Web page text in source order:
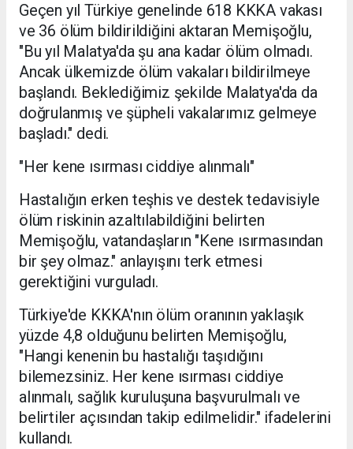
Geçen yıl Türkiye genelinde 618 KKKA vakası
ve 36 ölüm bildirildiğini aktaran Memişoğlu,
"Bu yıl Malatya'da şu ana kadar ölüm olmadı.
Ancak ülkemizde ölüm vakaları bildirilmeye
başlandı. Beklediğimiz şekilde Malatya'da da
doğrulanmış ve şüpheli vakalarımız gelmeye
başladı." dedi.
"Her kene ısırması ciddiye alınmalı"
Hastalığın erken teşhis ve destek tedavisiyle
ölüm riskinin azaltılabildiğini belirten
Memişoğlu, vatandaşların "Kene ısırmasından
bir şey olmaz." anlayışını terk etmesi
gerektiğini vurguladı.
Türkiye'de KKKA'nın ölüm oranının yaklaşık
yüzde 4,8 olduğunu belirten Memişoğlu,
"Hangi kenenin bu hastalığı taşıdığını
bilemezsiniz. Her kene ısırması ciddiye
alınmalı, sağlık kuruluşuna başvurulmalı ve
belirtiler açısından takip edilmelidir." ifadelerini
kullandı.